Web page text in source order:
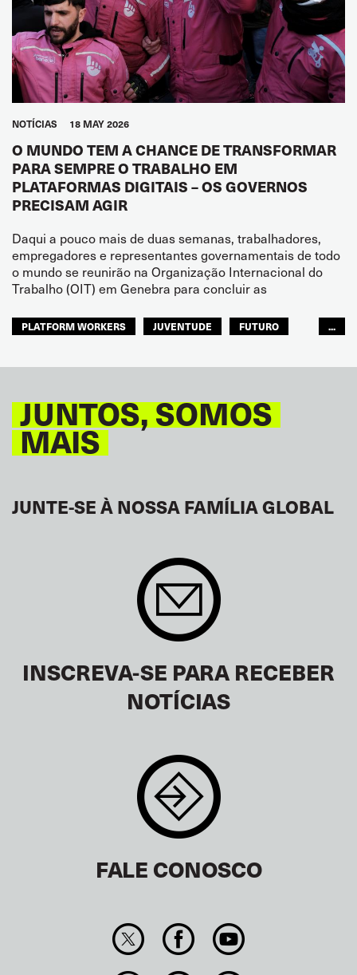
NOTÍCIAS 18 MAY 2026
O MUNDO TEM A CHANCE DE TRANSFORMAR
PARA SEMPRE O TRABALHO EM
PLATAFORMAS DIGITAIS – OS GOVERNOS
PRECISAM AGIR
Daqui a pouco mais de duas semanas, trabalhadores,
empregadores e representantes governamentais de todo
o mundo se reunirão na Organização Internacional do
Trabalho (OIT) em Genebra para concluir as
PLATFORM WORKERS JUVENTUDE
FUTURO
...
JUNTOS, SOMOS
MAIS
JUNTE-SE À NOSSA FAMÍLIA GLOBAL
INSCREVA-SE PARA RECEBER
NOTÍCIAS
FALE CONOSCO